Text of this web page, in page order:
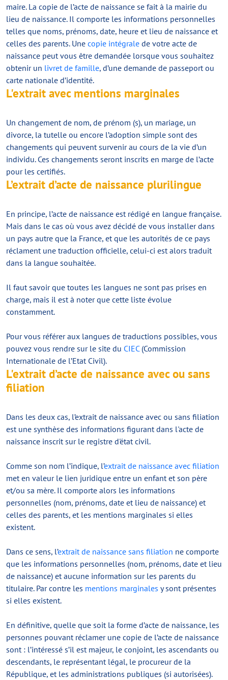
maire. La copie de l’acte de naissance se fait à la mairie du
lieu de naissance. Il comporte les informations personnelles
telles que noms, prénoms, date, heure et lieu de naissance et
celles des parents. Une copie intégrale de votre acte de
naissance peut vous être demandée lorsque vous souhaitez
obtenir un livret de famille, d’une demande de passeport ou
carte nationale d’identité.
L'extrait avec mentions marginales
Un changement de nom, de prénom (s), un mariage, un
divorce, la tutelle ou encore l’adoption simple sont des
changements qui peuvent survenir au cours de la vie d’un
individu. Ces changements seront inscrits en marge de l’acte
pour les certifiés.
L’extrait d’acte de naissance plurilingue
En principe, l’acte de naissance est rédigé en langue française.
Mais dans le cas où vous avez décidé de vous installer dans
un pays autre que la France, et que les autorités de ce pays
réclament une traduction officielle, celui-ci est alors traduit
dans la langue souhaitée.
Il faut savoir que toutes les langues ne sont pas prises en
charge, mais il est à noter que cette liste évolue
constamment.
Pour vous référer aux langues de traductions possibles, vous
pouvez vous rendre sur le site du CIEC(Commission
Internationale de l’Etat Civil).
L'extrait d’acte de naissance avec ou sans
filiation
Dans les deux cas, l’extrait de naissance avec ou sans filiation
est une synthèse des informations figurant dans l'acte de
naissance inscrit sur le registre d'état civil.
Comme son nom l’indique, l’extrait de naissance avec filiation
met en valeur le lien juridique entre un enfant et son père
et/ou sa mère. Il comporte alors les informations
personnelles (nom, prénoms, date et lieu de naissance) et
celles des parents, et les mentions marginales si elles
existent.
Dans ce sens, l’extrait de naissance sans filiation ne comporte
que les informations personnelles (nom, prénoms, date et lieu
de naissance) et aucune information sur les parents du
titulaire. Par contre les mentions marginales y sont présentes
si elles existent.
En définitive, quelle que soit la forme d’acte de naissance, les
personnes pouvant réclamer une copie de l’acte de naissance
sont : l’intéressé s’il est majeur, le conjoint, les ascendants ou
descendants, le représentant légal, le procureur de la
République, et les administrations publiques (si autorisées).